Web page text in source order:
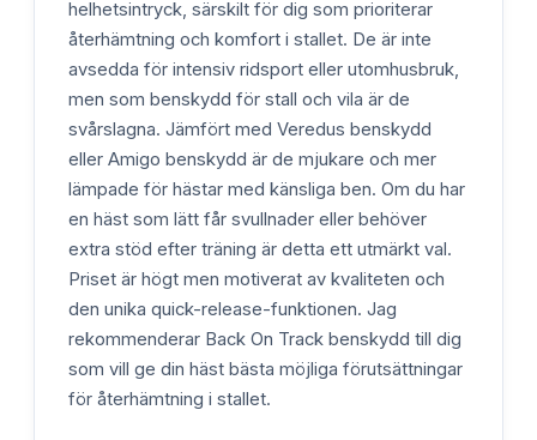
helhetsintryck, särskilt för dig som prioriterar
återhämtning och komfort i stallet. De är inte
avsedda för intensiv ridsport eller utomhusbruk,
men som benskydd för stall och vila är de
svårslagna. Jämfört med Veredus benskydd
eller Amigo benskydd är de mjukare och mer
lämpade för hästar med känsliga ben. Om du har
en häst som lätt får svullnader eller behöver
extra stöd efter träning är detta ett utmärkt val.
Priset är högt men motiverat av kvaliteten och
den unika quick-release-funktionen. Jag
rekommenderar Back On Track benskydd till dig
som vill ge din häst bästa möjliga förutsättningar
för återhämtning i stallet.